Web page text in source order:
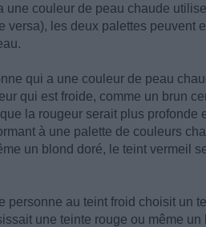
une couleur de peau chaude
versa), les deux palettes peuvent
qui a une couleur de peau
qui est froide, comme un brun
la rougeur serait plus profonde
à une palette de couleurs
un blond doré, le teint vermeil
personne au teint froid choisit un
une teinte rouge ou même